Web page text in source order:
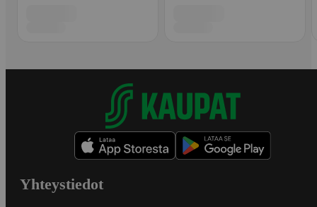
Yhteystiedot